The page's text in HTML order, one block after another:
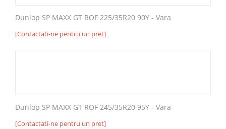
Dunlop SP MAXX GT ROF 225/35R20 90Y - Vara
[Contactati-ne pentru un pret]
Dunlop SP MAXX GT ROF 245/35R20 95Y - Vara
[Contactati-ne pentru un pret]